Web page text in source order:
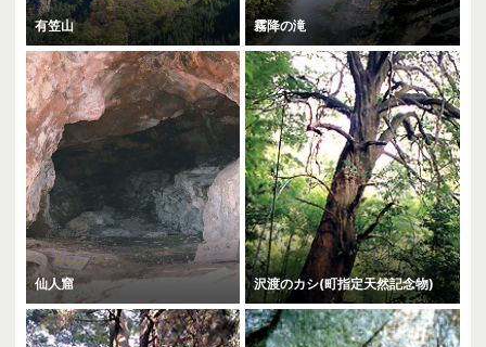
有笠山 霧降の滝
仙人窟 沢渡のカシ(町指定天然記念物)